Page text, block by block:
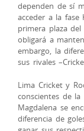
dependen de sí
acceder a la fase
primera plaza
obligará a
embargo, la
sus rivales
Lima Cricket y
conscientes de
Magdalena se
diferencia de